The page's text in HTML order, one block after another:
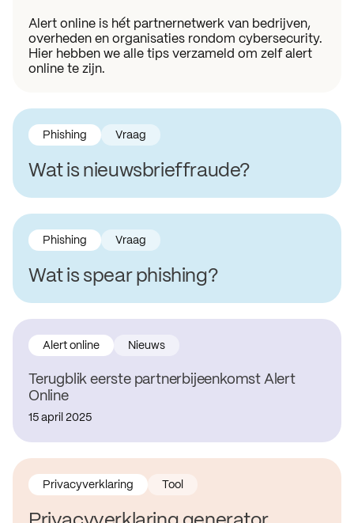
Alert online is hét partnernetwerk van bedrijven,
overheden en organisaties rondom cybersecurity.
Hier hebben we alle tips verzameld om zelf alert
online te zijn.
Wat is nieuwsbrieffraude?
Phishing Vraag
Wat is spear phishing?
Phishing Vraag
Terugblik eerste partnerbijeenkomst Alert
Online
Alert online Nieuws
15 april 2025
Privacyverklaring Tool